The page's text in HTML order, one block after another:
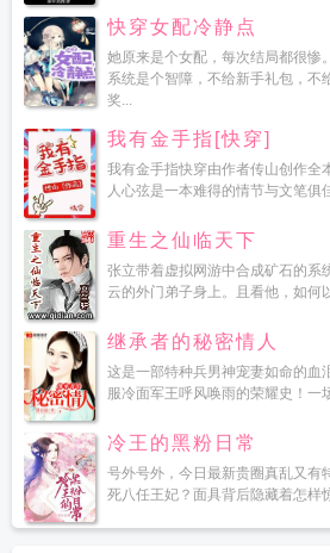
快穿女配冷静点
她原来是个女配，每次结局都很惨
系统是个智障，不给新手礼包，不
奖...
我有金手指[快穿]
我有金手指快穿由作者传山创作全
人心弦是一本难得的情节与文笔俱
重生之仙临天下
张立带着虚拟网游中合成矿石的系
云的外门弟子身上。且看他，如何
继承者的秘密情人
这是一部特种兵男神宠妻如命的血
服冷面军王呼风唤雨的荣耀史！一
冷王的黑粉日常
号外号外，今日最新贵圈真乱又有
死八任王妃？面具背后隐藏着怎样